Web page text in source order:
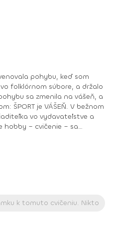
pohybu, keď som
folklórnom súbore, a držalo
sa zmenila na vášeň, a
je VÁŠEŇ. V bežnom
vo vydavateľstve a
hobby – cvičenie – sa
Takmer dennodenne
pre svojich klientov som
spätná väzba od